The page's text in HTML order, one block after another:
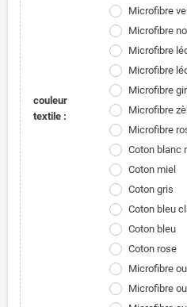
couleur
textile :
Microfibre
Microfibre
Microfibre
Microfibre
Microfibre
Microfibre
Microfibre
Coton blanc
Coton miel
Coton gris
Coton bleu
Coton bleu
Coton rose
Microfibre
Microfibre